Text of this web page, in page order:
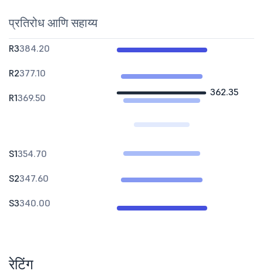
प्रतिरोध आणि सहाय्य
362.35
R3384.20
R2377.10
R1369.50
S1354.70
S2347.60
S3340.00
रेटिंग